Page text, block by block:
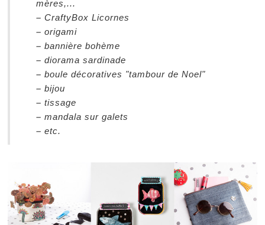
mères,...
– CraftyBox Licornes
– origami
– bannière bohème
– diorama sardinade
– boule décoratives "tambour de Noel"
– bijou
– tissage
– mandala sur galets
– etc.